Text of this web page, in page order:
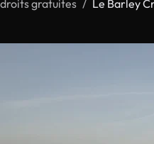
gratuites Le Barley